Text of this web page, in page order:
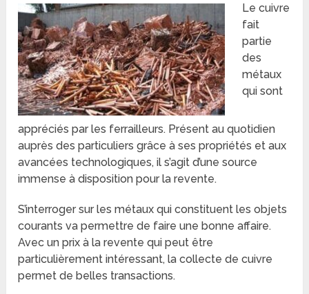
Le cuivre
fait
partie
des
métaux
qui sont
appréciés par les ferrailleurs. Présent au quotidien
auprès des particuliers grâce à ses propriétés et aux
avancées technologiques, il s’agit d’une source
immense à disposition pour la revente.
S’interroger sur les métaux qui constituent les objets
courants va permettre de faire une bonne affaire.
Avec un prix à la revente qui peut être
particulièrement intéressant, la collecte de cuivre
permet de belles transactions.